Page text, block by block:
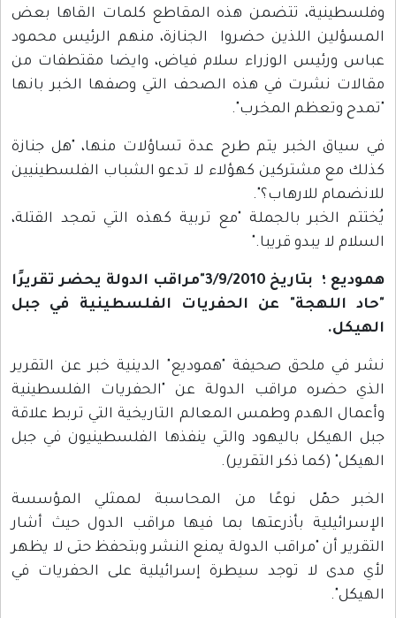
وفلسطينية، تتضمن هذه المقاطع كلمات القاها بعض
المسؤلين اللذين حضروا الجنازة، منهم الرئيس محمود
عباس ورئيس الوزراء سلام فياض، وايضا مقتطفات من
مقالات نشرت في هذه الصحف التي وصفها الخبر بانها
"تمدح وتعظم المخرب".
في سياق الخبر يتم طرح عدة تساؤلات منها، "هل جنازة
كذلك مع مشتركين كهؤلاء لا تدعو الشباب الفلسطينيين
للانضمام للارهاب؟".
يُختتم الخبر بالجملة "مع تربية كهذه التي تمجد القتلة،
السلام لا يبدو قريبا."
هموديع ؛ بتاريخ 3/9/2010"مراقب الدولة يحضر تقريرًا
"حاد اللهجة" عن الحفريات الفلسطينية في جبل
الهيكل.
نشر في ملحق صحيفة "هموديع" الدينية خبر عن التقرير
الذي حضره مراقب الدولة عن "الحفريات الفلسطينية
وأعمال الهدم وطمس المعالم التاريخية التي تربط علاقة
جبل الهيكل باليهود والتي ينفذها الفلسطينيون في جبل
الهيكل" (كما ذكر التقرير).
الخبر حمّل نوعًا من المحاسبة لممثلي المؤسسة
الإسرائيلية بأذرعتها بما فيها مراقب الدول حيث أشار
التقرير أن "مراقب الدولة يمنع النشر وبتحفظ حتى لا يظهر
لأي مدى لا توجد سيطرة إسرائيلية على الحفريات في
الهيكل".